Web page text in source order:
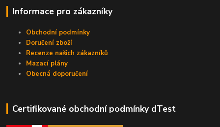
Informace pro zákazníky
Obchodní podmínky
Doručení zboží
Recenze našich zákazníků
Mazací plány
Obecná doporučení
Certifikované obchodní podmínky dTest